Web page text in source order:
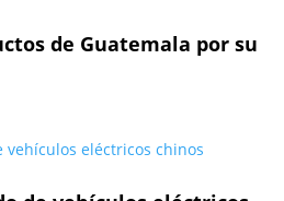
de Guatemala por su